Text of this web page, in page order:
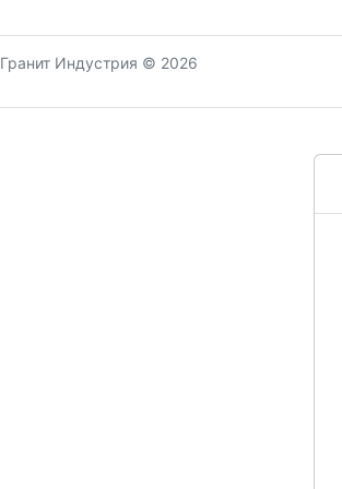
Гранит Индустрия © 2026